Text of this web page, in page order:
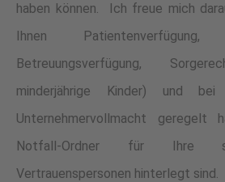
haben können. Ich freue mich
Ihnen Patientenverfügung,
Betreuungsverfügung,
minderjährige Kinder) und bei
Unternehmervollmacht geregelt
Notfall-Ordner für Ihre
Vertrauenspersonen hinterlegt sind.